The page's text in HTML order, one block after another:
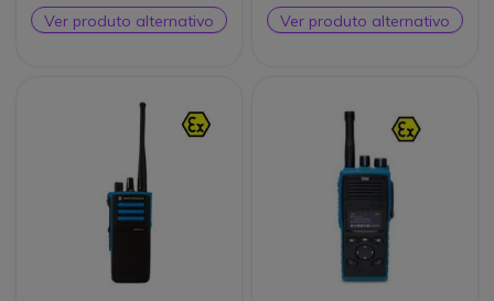
Ver produto alternativo Ver produto alternativo